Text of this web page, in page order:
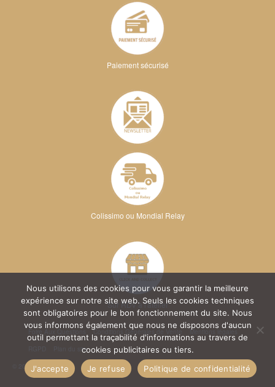
Paiement sécurisé
Colissimo ou Mondial Relay
Sur RDV à l'atelier
Conditions Générales de Vente
Mentions légales
Plan du site
© 2026 Kréa Broderie
Nous utilisons des cookies pour vous garantir la meilleure
expérience sur notre site web. Seuls les cookies techniques
sont obligatoires pour le bon fonctionnement du site. Nous
vous informons également que nous ne disposons d'aucun
outil permettant la traçabilité d'informations au travers de
cookies publicitaires ou tiers.
J'accepte
Je refuse Politique de confidentialité